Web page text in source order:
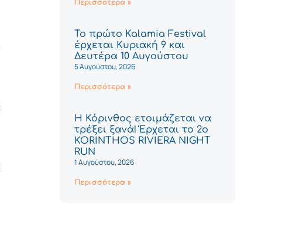
Περισσότερα »
Το πρώτο Kalamia Festival
έρχεται Κυριακή 9 και
Δευτέρα 10 Αυγούστου
5 Αυγούστου, 2026
Περισσότερα »
Η Κόρινθος ετοιμάζεται να
τρέξει ξανά! Έρχεται το 2ο
KORINTHOS RIVIERA NIGHT
RUN
1 Αυγούστου, 2026
Περισσότερα »